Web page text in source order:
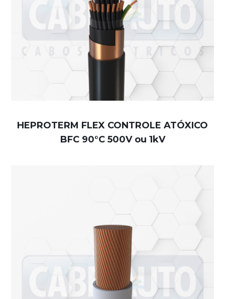
HEPROTERM FLEX CONTROLE ATÓXICO
BFC 90°C 500V ou 1kV